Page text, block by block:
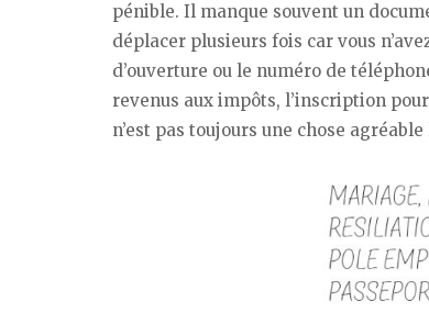
pénible. Il manque souvent un
déplacer plusieurs fois car vous
d’ouverture ou le numéro de
revenus aux impôts, l’inscription
n’est pas toujours une chose agréable